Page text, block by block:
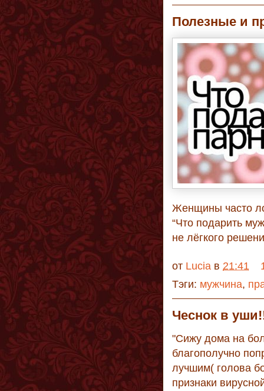
Полезные и
Женщины часто
“Что подарить
не лёгкого
от Lucia в 21:41
Тэги: мужчина,
Чеснок в
"Сижу дома на
благополучно
лучшим( голова
признаки